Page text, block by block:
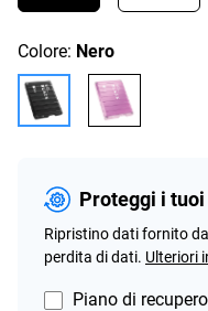
Colore: Nero
Proteggi i
Ripristino dati fornito
perdita di dati. Ulteriori
Piano di